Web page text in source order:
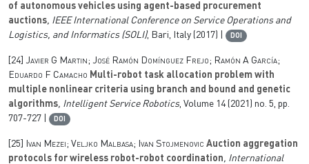
of autonomous vehicles using agent-based procurement
auctions, IEEE International Conference on Service Operations and
Logistics, and Informatics (SOLI), Bari, Italy (2017) | DOI
[24] Javier G Martin; José Ramón Domínguez Frejo; Ramón A García;
Eduardo F Camacho Multi-robot task allocation problem with
multiple nonlinear criteria using branch and bound and genetic
algorithms, Intelligent Service Robotics, Volume 14(2021) no. 5, pp.
707-727 |
DOI
[25] Ivan Mezei; Veljko Malbasa; Ivan Stojmenovic Auction aggregation
protocols for wireless robot-robot coordination, International